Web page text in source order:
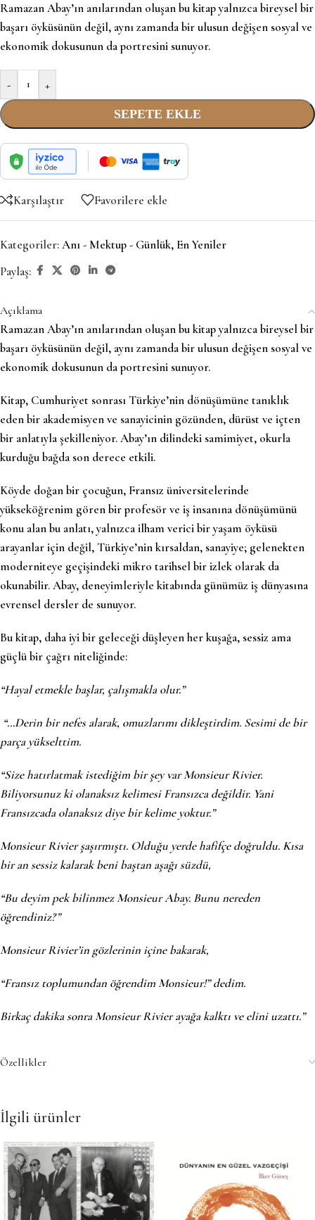
Ramazan Abay’ın anılarından oluşan bu kitap yalnızca bireysel bir
başarı öyküsünün değil, aynı zamanda bir ulusun değişen sosyal ve
ekonomik dokusunun da portresini sunuyor.
- +
SEPETE EKLE
Karşılaştır Favorilere ekle
Kategoriler:Anı - Mektup - Günlük, En Yeniler
Paylaş:
Açıklama
Ramazan Abay’ın anılarından oluşan bu kitap yalnızca bireysel bir
başarı öyküsünün değil, aynı zamanda bir ulusun değişen sosyal ve
ekonomik dokusunun da portresini sunuyor.
Kitap, Cumhuriyet sonrası Türkiye’nin dönüşümüne tanıklık
eden bir akademisyen ve sanayicinin gözünden, dürüst ve içten
bir anlatıyla şekilleniyor. Abay’ın dilindeki samimiyet, okurla
kurduğu bağda son derece etkili.
Köyde doğan bir çocuğun, Fransız üniversitelerinde
yükseköğrenim gören bir profesör ve iş insanına dönüşümünü
konu alan bu anlatı, yalnızca ilham verici bir yaşam öyküsü
arayanlar için değil, Türkiye’nin kırsaldan, sanayiye; gelenekten
moderniteye geçişindeki mikro tarihsel bir izlek olarak da
okunabilir. Abay, deneyimleriyle kitabında günümüz iş dünyasına
evrensel dersler de sunuyor.
Bu kitap, daha iyi bir geleceği düşleyen her kuşağa, sessiz ama
güçlü bir çağrı niteliğinde:
“Hayal etmekle başlar, çalışmakla olur.”
“…Derin bir nefes alarak, omuzlarımı dikleştirdim. Sesimi de bir
parça yükselttim.
“Size hatırlatmak istediğim bir şey var Monsieur Rivier.
Biliyorsunuz kiolanaksızkelimesi Fransızca değildir. Yani
Fransızcada olanaksız diye bir kelime yoktur.”
Monsieur Rivier şaşırmıştı. Olduğu yerde hafifçe doğruldu. Kısa
bir an sessiz kalarak beni baştan aşağı süzdü,
“Bu deyim pek bilinmez Monsieur Abay. Bunu nereden
öğrendiniz?”
Monsieur Rivier’in gözlerinin içine bakarak,
“Fransız toplumundan öğrendim Monsieur!” dedim.
Birkaç dakika sonra Monsieur Rivier ayağa kalktı ve elini uzattı.”
Özellikler
İlgili ürünler